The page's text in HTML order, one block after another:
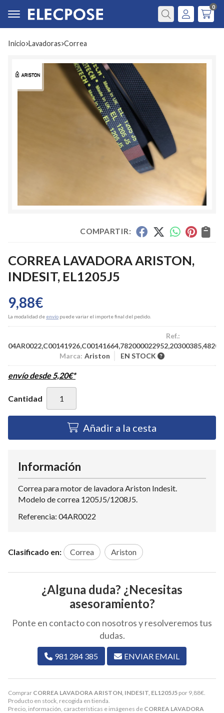
Buscar
0
Inicio lavadoras correa
COMPARTIR:
CORREA LAVADORA ARISTON,
INDESIT, EL1205J5
9,88€
La modalidad de envío puede variar el importe final del pedido.
Ref.:
Marca: Ariston EN STOCK
envío desde5,20€*
Cantidad
Añadir a la cesta
Comprar CORREA LAVADORA ARISTON, INDESIT, EL1205J5 por 9,88€.
Producto en stock, recogida en tienda.
Precio, información, características e imágenes de CORREA LAVADORA
Información
Correa para motor de lavadora Ariston Indesit.
Modelo de correa 1205J5/1208J5.
Referencia: 04AR0022
Clasificado en: Correa Ariston
¿Alguna duda? ¿Necesitas
asesoramiento?
Ponte en contacto con nosotros y resolveremos tus
dudas.
981 284 385 ENVIAR EMAIL